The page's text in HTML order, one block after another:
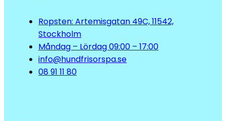
Ropsten: Artemisgatan 49C, 11542,
Stockholm
Måndag – Lördag 09:00 – 17:00
info@hundfrisorspa.se
08 91 11 80